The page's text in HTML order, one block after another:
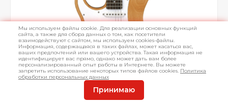
Мы используем файлы cookie. Для реализации основных функций
сайта, а также для сбора данных о том, как посетители
взаимодействуют с сайтом, мы используем cookies-файлы.
Информация, содержащаяся в таких файлах, может касаться вас,
ваших предпочтений или вашего устройства. Такая информация не
идентифицирует вас прямо, однако может дать вам более
персонализированный опыт работы в Интернете. Вы можете
запретить использование некоторых типов файлов cookies. Политика
обработки персональных данных
Принимаю